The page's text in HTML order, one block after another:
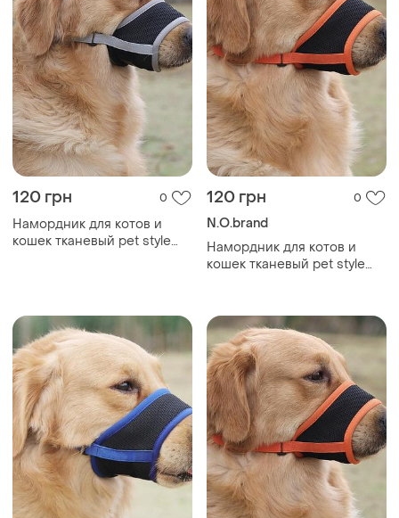
120 грн 0
Намордник для котов и
кошек тканевый pet style
120 грн 0
N.O.brand
Намордник для котов и
кошек тканевый pet style